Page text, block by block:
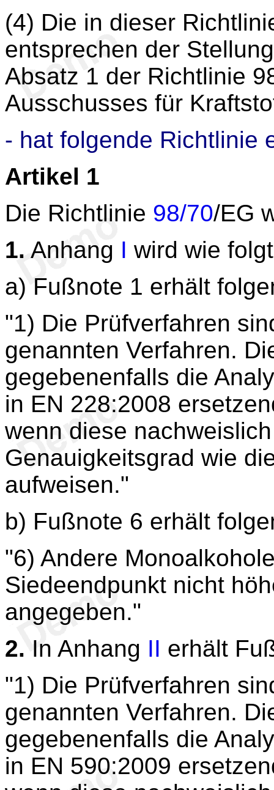
(4) Die in dieser
entsprechen der
Absatz 1 der Richtlinie
Ausschusses für
- hat folgende Richtlinie
Artikel 1
Die Richtlinie 98/70/EG
1. Anhang I wird wie
a) Fußnote 1 erhält
"1) Die Prüfverfahren
genannten Verfahren.
gegebenenfalls die
in EN 228:2008
wenn diese
Genauigkeitsgrad wie
aufweisen."
b) Fußnote 6 erhält
"6) Andere
Siedeendpunkt nicht
angegeben."
2. In Anhang II erhält
"1) Die Prüfverfahren
genannten Verfahren.
gegebenenfalls die
in EN 590:2009